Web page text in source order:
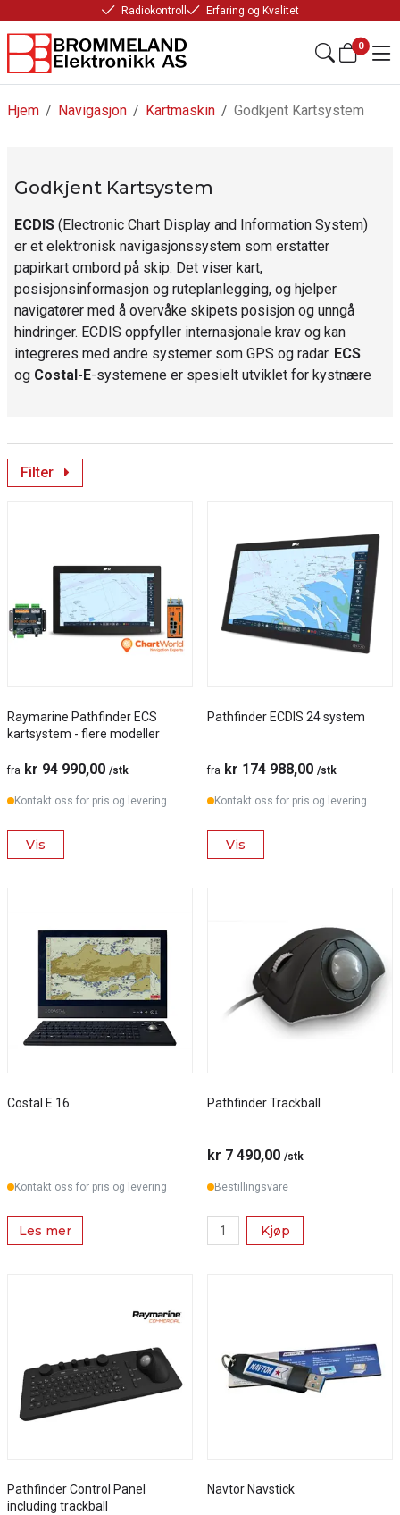
Radiokontroll Erfaring og Kvalitet
0
/
Hjem /
Navigasjon /
Kartmaskin Godkjent Kartsystem
Godkjent Kartsystem
ECDIS (Electronic Chart Display and Information System)
er et elektronisk navigasjonssystem som erstatter
papirkart ombord på skip. Det viser kart,
posisjonsinformasjon og ruteplanlegging, og hjelper
navigatører med å overvåke skipets posisjon og unngå
hindringer. ECDIS oppfyller internasjonale krav og kan
integreres med andre systemer som GPS og radar. ECS
og Costal-E-systemene er spesielt utviklet for kystnære
passasje nær kysten.
Filter
Raymarine Pathfinder ECS
kartsystem - flere modeller
fra kr 94 990,00 /stk
Kontakt oss for pris og levering
Vis
Pathfinder ECDIS 24 system
fra kr 174 988,00 /stk
Kontakt oss for pris og levering
Vis
Costal E 16
Kontakt oss for pris og levering
Les mer
Pathfinder Trackball
kr 7 490,00 /stk
Bestillingsvare
Kjøp
Pathfinder Control Panel
including trackball
Navtor Navstick